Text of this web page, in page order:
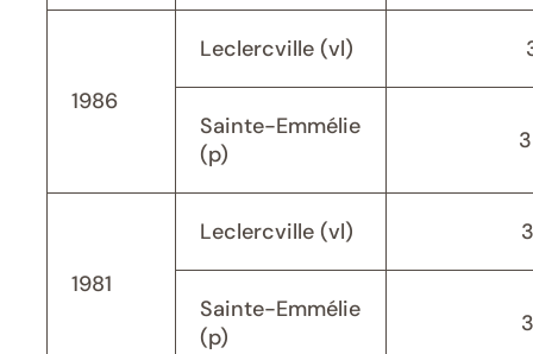
1986
Leclercville (vl)
Sainte-Emmélie
(p)
1981
Leclercville (vl)
Sainte-Emmélie
(p)